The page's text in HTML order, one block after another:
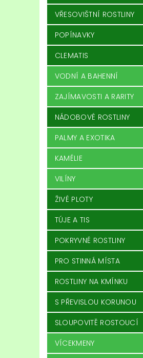
VŘESOVIŠTNÍ ROSTLINY
POPÍNAVKY
CLEMATIS
VODNÍ A BAHENNÍ
ZAJÍMAVOSTI A RARITY
NÁDOBOVÉ ROSTLINY
PALMY A EXOTIKA
KAMÉLIE
VILÍNY
ŽIVÉ PLOTY
TÚJE A TIS
POKRYVNÉ ROSTLINY
PRO STINNÁ MÍSTA
ROSTLINY NA KMÍNKU
S PŘEVISLOU KORUNOU
SLOUPOVITĚ ROSTOUCÍ
VÍCEKMENY